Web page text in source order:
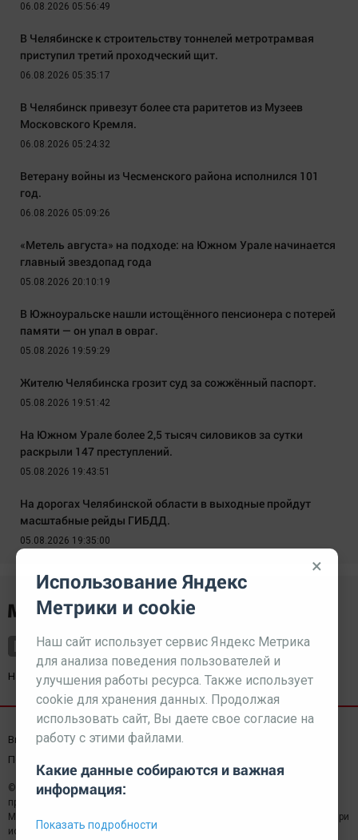
06.08.2026 05:56:49
В Челябинске к строительству тоннелей метротрамвая
приступил третий проходческий щит.
06.08.2026 05:35:17
В Челябинск привезут более ста раритетов из Музеев
Московского Кремля.
06.08.2026 05:24:32
Ветерану войны из Чесменского района исполнился 101
год.
06.08.2026 05:09:26
«Метель августа» на подходе: на Южном Урале начинается
главный звездопад года
05.08.2026 20:10:19
В Южноуральске нашли истощённого пенсионера с потерей
памяти — он упал в овраг.
05.08.2026 19:59:29
Жителю Челябинска грозит суд за сожжённый паспорт.
05.08.2026 19:51:42
На Южном Урале более 2,5 тысяч силовиков за сутки
раскрыли 147 преступлений.
05.08.2026 19:43:51
На дорогах Челябинской области в выходные пройдут
масштабные рейды ГИБДД.
05.08.2026 19:35:00
Наш партнерkurorty-sochi.ru
Выходные данные СМИ Реклама
Пользовательское соглашение
© 2026 МЕДИАЗАВОД — Сайт может содержать контент,
предназначенный для лиц 18+
Мнение редакции может не совпадать с мнением отдельных авторов.При
использовании материалов сайта ссылка обязательна.
×
Использование Яндекс
Метрики и cookie
Наш сайт использует сервис Яндекс Метрика
для анализа поведения пользователей и
улучшения работы ресурса. Также использует
cookie для хранения данных. Продолжая
использовать сайт, Вы даете свое согласие на
работу с этими файлами.
Какие данные собираются и важная
информация:
Показать подробности